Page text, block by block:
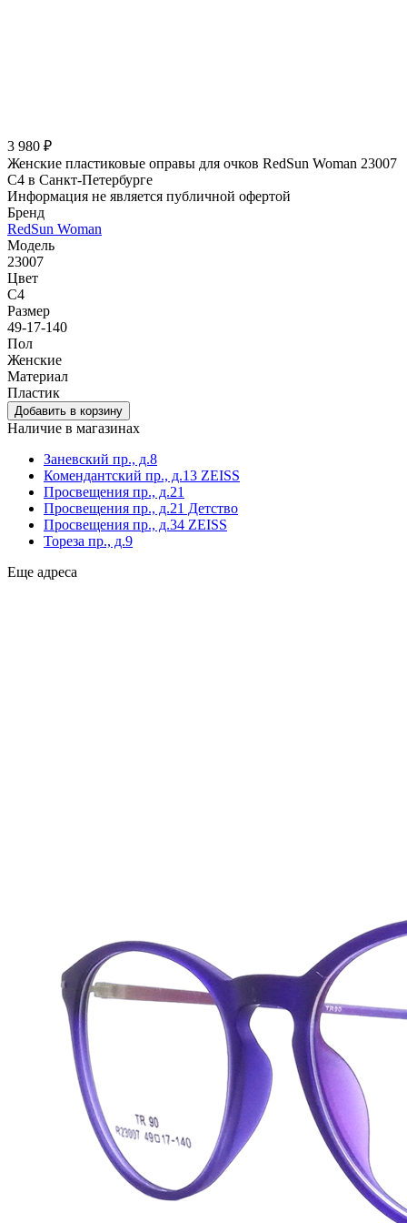
3 980 ₽
Женские пластиковые оправы для очков RedSun Woman 23007
C4 в Санкт-Петербурге
Информация не является публичной офертой
Бренд
RedSun Woman
Модель
23007
Цвет
C4
Размер
49-17-140
Пол
Женские
Материал
Пластик
Наличие в магазинах
Заневский пр., д.8
Комендантский пр., д.13 ZEISS
Просвещения пр., д.21
Просвещения пр., д.21 Детство
Просвещения пр., д.34 ZEISS
Тореза пр., д.9
Еще адреса